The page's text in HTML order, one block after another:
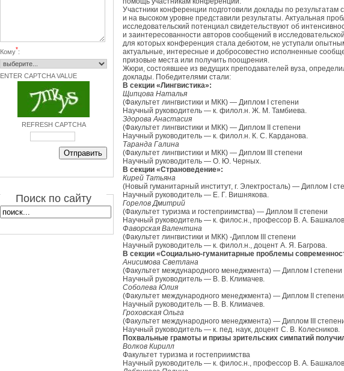
Кому*:
ENTER CAPTCHA VALUE
REFRESH CAPTCHA
Поиск по сайту
Участники конференции подготовили доклады по результатам
и на высоком уровне представили результаты. Актуальная
исследовательский потенциал свидетельствуют об
и заинтересованности авторов сообщений в
для которых конференция стала дебютом, не уступали
актуальные, интересные и добросовестно исполненные
призовые места или получить поощрения.
Жюри, состоявшее из ведущих преподавателей вуза,
доклады. Победителями стали:
В секции «Лингвистика»:
Щипцова Наталья
(Факультет лингвистики и МКК) — Диплом I степени
Научный руководитель — к. филол.н. Ж. М. Тамбиева.
Здорова Анастасия
(Факультет лингвистики и МКК) — Диплом II степени
Научный руководитель — к. филол.н. К. С. Карданова.
Таранда Галина
(Факультет лингвистики и МКК) — Диплом III степени
Научный руководитель — О. Ю. Черных.
В секции «Страноведение»:
Кирей Татьяна
(Новый гуманитарный институт, г. Электросталь) — Диплом I
Научный руководитель — Е. Г. Вишнякова.
Горелов Дмитрий
(Факультет туризма и гостеприимства) — Диплом II степени
Научный руководитель — к. филос.н., профессор В. А.
Фаворская Валентина
(Факультет лингвистики и МКК) -Диплом III степени
Научный руководитель — к. филол.н., доцент А. Я. Багрова.
В секции «Социально-гуманитарные проблемы
Анисимова Светлана
(Факультет международного менеджмента) — Диплом I степени
Научный руководитель — В. В. Климачев.
Соболева Юлия
(Факультет международного менеджмента) — Диплом II степени
Научный руководитель — В. В. Климачев.
Гроховская Ольга
(Факультет международного менеджмента) — Диплом III
Научный руководитель — к. пед. наук, доцент С. В. Колесников.
Похвальные грамоты и призы зрительских симпатий
Волков Кирилл
Факультет туризма и гостеприимства
Научный руководитель — к. филос.н., профессор В. А.